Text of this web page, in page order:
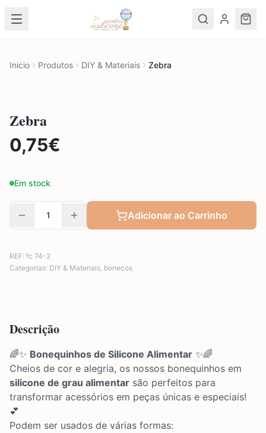
Inicio Produtos DIY & Materiais Zebra
Zebra
0,75€
Em stock
Adicionar ao Carrinho
REF: fc 74-2
Categorias: DIY & Materiais, bonecos
Descrição
🌈✨ Bonequinhos de Silicone Alimentar ✨🌈
Cheios de cor e alegria, os nossos bonequinhos em
silicone de grau alimentar são perfeitos para
transformar acessórios em peças únicas e especiais!
💕
Podem ser usados de várias formas: